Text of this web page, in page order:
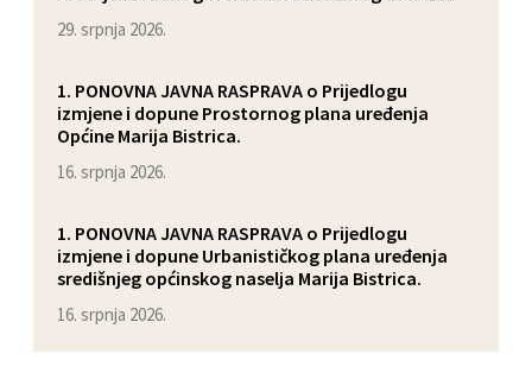
29. srpnja 2026.
1. PONOVNA JAVNA RASPRAVA o Prijedlogu
izmjene i dopune Prostornog plana uređenja
Općine Marija Bistrica.
16. srpnja 2026.
1. PONOVNA JAVNA RASPRAVA o Prijedlogu
izmjene i dopune Urbanističkog plana uređenja
središnjeg općinskog naselja Marija Bistrica.
16. srpnja 2026.